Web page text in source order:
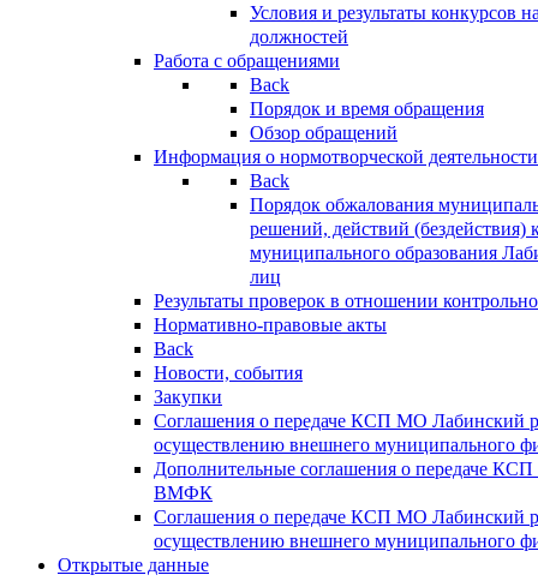
Условия и результаты конкурсов
должностей
Работа с обращениями
Back
Порядок и время обращения
Обзор обращений
Информация о нормотворческой деятельности
Back
Порядок обжалования
решений, действий (бездействия)
муниципального образования
лиц
Результаты проверок в отношении
Нормативно-правовые акты
Back
Новости, события
Закупки
Соглашения о передаче КСП МО Лабинский
осуществлению внешнего муниципального
Дополнительные соглашения о передаче
ВМФК
Соглашения о передаче КСП МО Лабинский
осуществлению внешнего муниципального
Открытые данные